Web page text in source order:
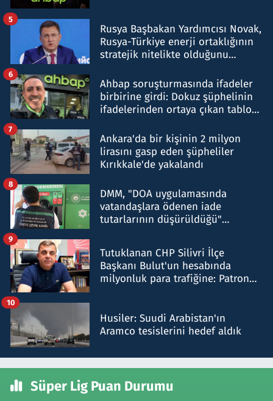
Rusya Başbakan Yardımcısı Novak,
Rusya-Türkiye enerji ortaklığının
stratejik nitelikte olduğunu
5
Ahbap soruşturmasında ifadeler
birbirine girdi: Dokuz şüphelinin
ifadelerinden ortaya çıkan tablo
6
Ankara'da bir kişinin 2 milyon
lirasını gasp eden şüpheliler
Kırıkkale'de yakalandı
7
DMM, "DOA uygulamasında
vatandaşlara ödenen iade
tutarlarının düşürüldüğü"
8
Tutuklanan CHP Silivri İlçe
Başkanı Bulut'un hesabında
milyonluk para trafiğine: Patron
9
Husiler: Suudi Arabistan'ın
Aramco tesislerini hedef aldık
10
Süper Lig Puan Durumu